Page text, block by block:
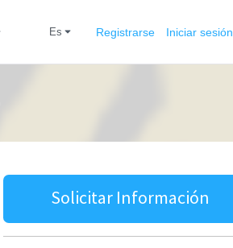
es Registrarse Iniciar sesión
Solicitar Información